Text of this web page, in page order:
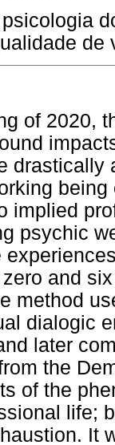
psicologia
de
of 2020,
drastically
implied
psychic
and
method
dialogic
later
the
of the
life;
It